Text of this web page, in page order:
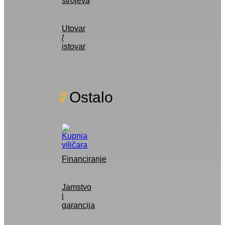
Utovar
/
istovar
Ostalo
Financiranje
Jamstvo
i
garancija